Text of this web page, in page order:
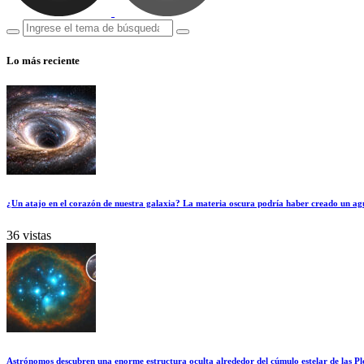
Lo más reciente
¿Un atajo en el corazón de nuestra galaxia? La materia oscura podría haber creado un
36 vistas
Astrónomos descubren una enorme estructura oculta alrededor del cúmulo estelar de las